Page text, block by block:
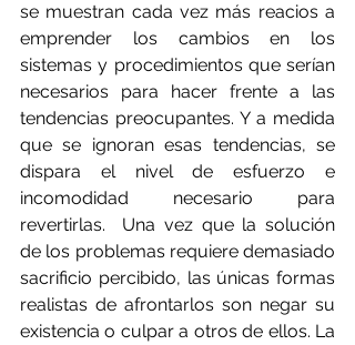
se muestran cada vez más reacios a
emprender los cambios en los
sistemas y procedimientos que serían
necesarios para hacer frente a las
tendencias preocupantes. Y a medida
que se ignoran esas tendencias, se
dispara el nivel de esfuerzo e
incomodidad necesario para
revertirlas.  Una vez que la solución
de los problemas requiere demasiado
sacrificio percibido, las únicas formas
realistas de afrontarlos son negar su
existencia o culpar a otros de ellos. La